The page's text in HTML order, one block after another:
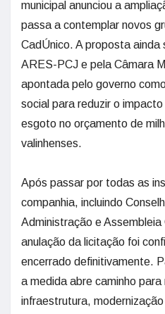
municipal anunciou a
passa a contemplar novos
CadÚnico. A proposta ainda
ARES-PCJ e pela Câmara
apontada pelo governo
social para reduzir o
esgoto no orçamento de
valinhenses.
Após passar por todas as
companhia, incluindo
Administração e
anulação da licitação foi
encerrado definitivamente.
a medida abre caminho
infraestrutura,